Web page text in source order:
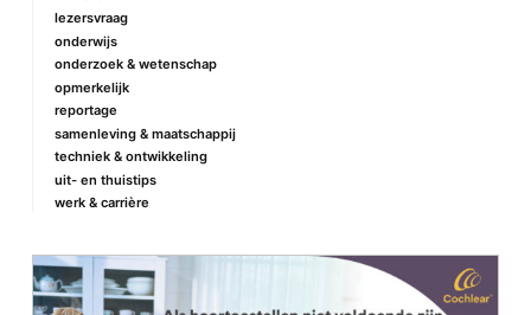
Naam*
E-mail*
lezersvraag
onderwijs
onderzoek & wetenschap
opmerkelijk
reportage
samenleving & maatschappij
techniek & ontwikkeling
uit- en thuistips
werk & carrière